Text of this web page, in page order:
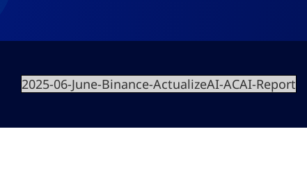
2025-06-June-Binance-ActualizeAI-ACAI-Report